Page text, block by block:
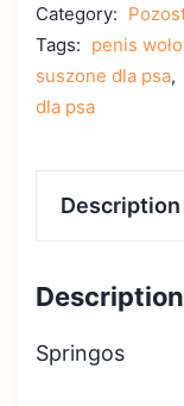
Category:
Tags: penis
suszone dla psa,
dla psa
Description
Description
Springos